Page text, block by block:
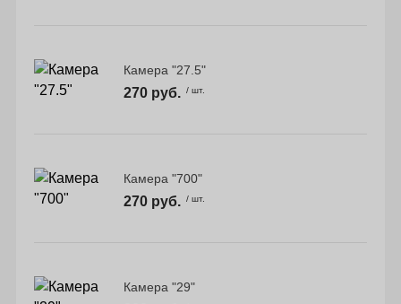
Камера "27.5"
270 руб. / шт.
Камера "700"
270 руб. / шт.
Камера "29"